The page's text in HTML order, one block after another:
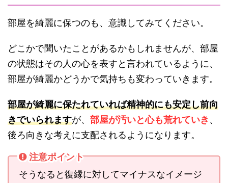
部屋を綺麗に保つのも、意識してみてください。
どこかで聞いたことがあるかもしれませんが、部屋
の状態はその人の心を表すと言われているように、
部屋が綺麗かどうかで気持ちも変わっていきます。
部屋が綺麗に保たれていれば精神的にも安定し前向
きでいられますが、 部屋が汚いと心も荒れていき 、
後ろ向きな考えに支配されるようになります。
注意ポイント
そうなると復縁に対してマイナスなイメージ